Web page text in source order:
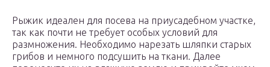
Рыжик идеален для посева на приусадебном участке,
так как почти не требует особых условий для
размножения. Необходимо нарезать шляпки старых
грибов и немного подсушить на ткани. Далее